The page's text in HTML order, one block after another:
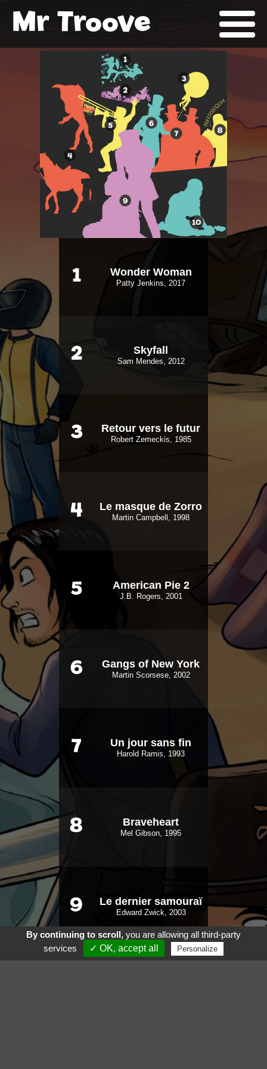
Mr Troove
1 Wonder Woman
Patty Jenkins, 2017
2 Skyfall
Sam Mendes, 2012
3 Retour vers le futur
Robert Zemeckis, 1985
4 Le masque de Zorro
Martin Campbell, 1998
5 American Pie 2
J.B. Rogers, 2001
6 Gangs of New York
Martin Scorsese, 2002
7 Un jour sans fin
Harold Ramis, 1993
8 Braveheart
Mel Gibson, 1995
9 Le dernier samouraï
Edward Zwick, 2003
By continuing to scroll,you are allowing all third-party
services
✓ OK, accept all Personalize